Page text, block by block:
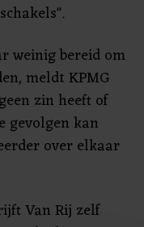
weinig bereid om
meldt KPMG
zin heeft of
gevolgen kan
over elkaar
Van Rij zelf